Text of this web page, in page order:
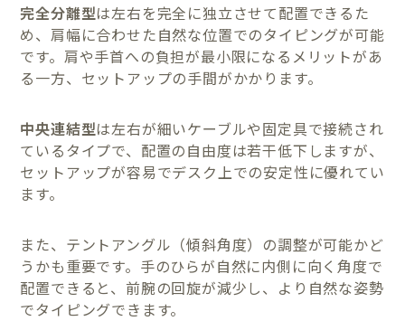
完全分離型は左右を完全に独立させて配置できるた
め、肩幅に合わせた自然な位置でのタイピングが可能
です。肩や手首への負担が最小限になるメリットがあ
る一方、セットアップの手間がかかります。
中央連結型は左右が細いケーブルや固定具で接続され
ているタイプで、配置の自由度は若干低下しますが、
セットアップが容易でデスク上での安定性に優れてい
ます。
また、テントアングル（傾斜角度）の調整が可能かど
うかも重要です。手のひらが自然に内側に向く角度で
配置できると、前腕の回旋が減少し、より自然な姿勢
でタイピングできます。